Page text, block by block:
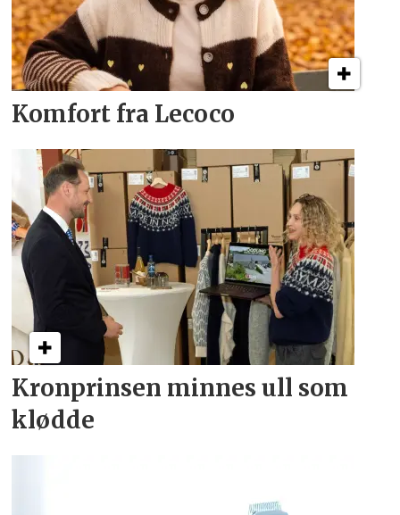
Komfort fra Lecoco
Kronprinsen minnes ull som
klødde